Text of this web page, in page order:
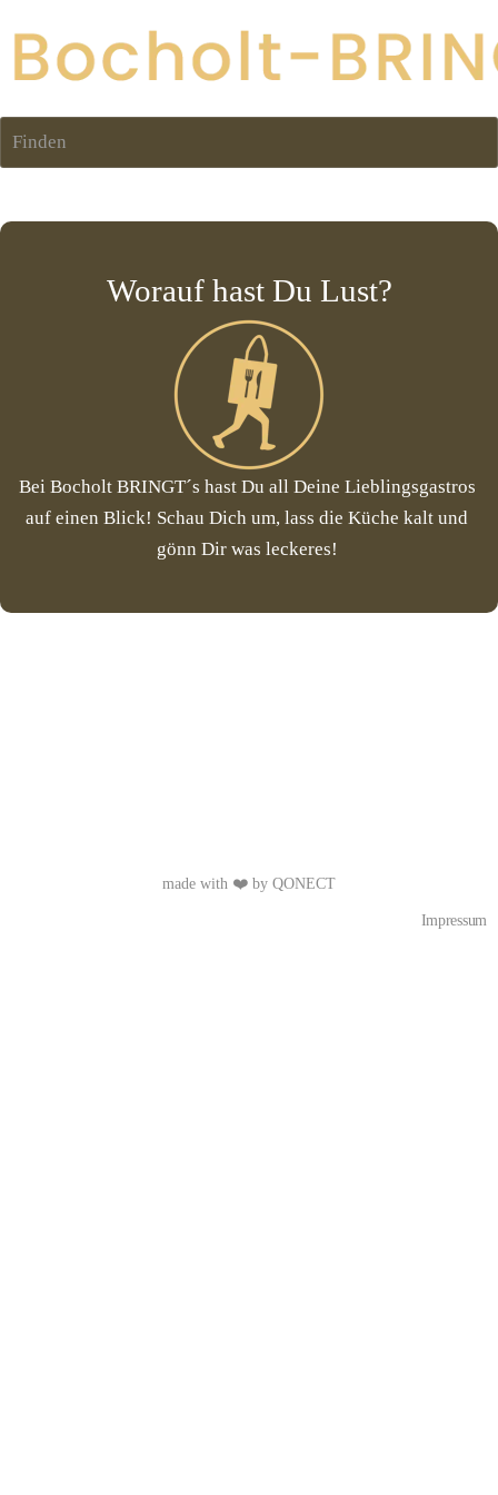
Finden
Worauf hast Du Lust?
Bei Bocholt BRINGT´s hast Du all Deine Lieblingsgastros
auf einen Blick! Schau Dich um, lass die Küche kalt und
gönn Dir was leckeres!
made with ❤️ by QONECT
Impressum